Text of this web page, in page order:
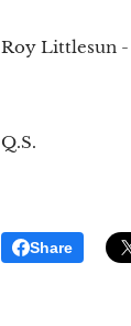
Roy Littlesun
Q.S.
Share